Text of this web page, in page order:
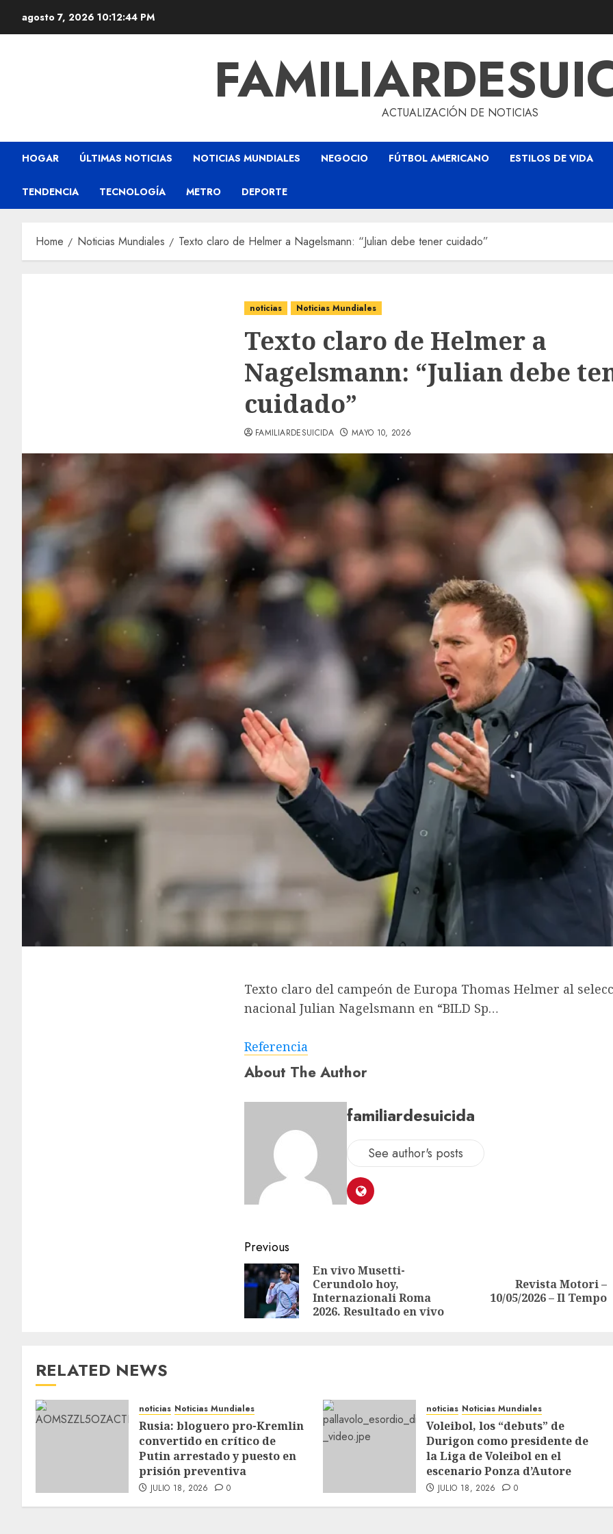
agosto 7, 2026 10:12:44 PM
ACTUALIZACIÓN DE NOTICIAS
HOGAR ÚLTIMAS NOTICIAS NOTICIAS MUNDIALES NEGOCIO FÚTBOL AMERICANO ESTILOS DE VIDA
TENDENCIA TECNOLOGÍA METRO DEPORTE
Home Noticias Mundiales Texto claro de Helmer a Nagelsmann: “Julian debe tener cuidado”
noticias Noticias Mundiales
Texto claro de Helmer a
Nagelsmann: “Julian debe
cuidado”
FAMILIARDESUICIDA MAYO 10, 2026
Texto claro del campeón de Europa Thomas Helmer al
nacional Julian Nagelsmann en “BILD Sp…
Referencia
About The Author
familiardesuicida
See author's posts
Previous
En vivo Musetti-
Cerundolo hoy,
Internazionali Roma
2026. Resultado en vivo
Revista Motori –
10/05/2026 – Il Tempo
RELATED NEWS
noticias Noticias Mundiales
Rusia: bloguero pro-Kremlin
convertido en crítico de
Putin arrestado y puesto en
prisión preventiva
JULIO 18, 2026 0
noticias Noticias Mundiales
Voleibol, los “debuts” de
Durigon como presidente de
la Liga de Voleibol en el
escenario Ponza d’Autore
JULIO 18, 2026 0